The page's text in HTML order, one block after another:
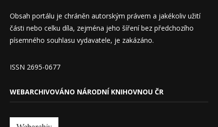
Obsah portálu je chráněn autorským právem a jakékoliv užití
části nebo celku díla, zejména jeho šíření bez předchozího
písemného souhlasu vydavatele, je zakázáno.
ISSN 2695-0677
WEBARCHIVOVÁNO NÁRODNÍ KNIHOVNOU ČR